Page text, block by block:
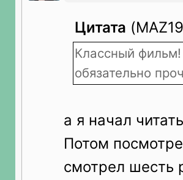
Цитата
Классный
обязательно
а я начал
Потом
смотрел шесть